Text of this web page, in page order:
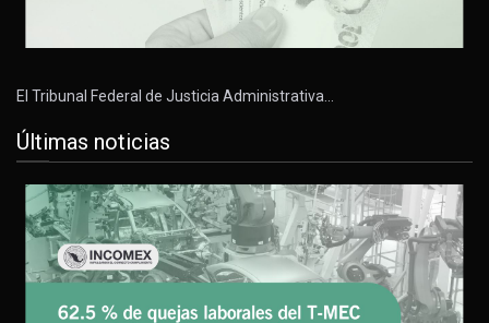
El Tribunal Federal de Justicia Administrativa…
Últimas noticias